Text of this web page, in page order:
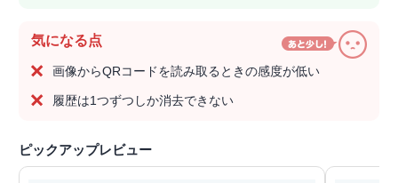
気になる点
画像からQRコードを読み取るときの感度が低い
履歴は1つずつしか消去できない
ピックアップレビュー